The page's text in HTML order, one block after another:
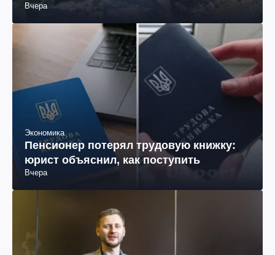
Вчера
Экономика
Пенсионер потерял трудовую книжку:
юрист объяснил, как поступить
Вчера